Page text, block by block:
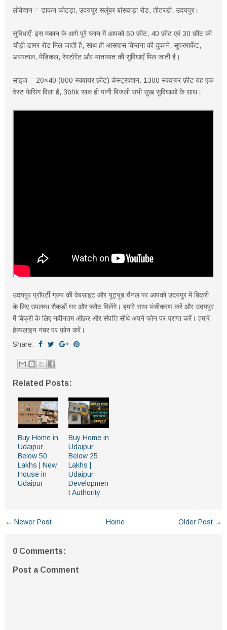
लोकेशन = डाकन कोटड़ा, उदयपुर सलूंबर बांसवाड़ा रोड, तीतरडी, उदयपुर।
सुविधाएँ: इस मकान के आगे पूरे प्लान में आपको 60 फ़ीट, 40 फ़ीट एवं 30 फ़ीट की
चौड़ी डामर रोड मिल जाती है, साथ ही आसपास किराना की दुकाने, सुपरमार्केट,
अस्पताल, मेडिकल, रेस्टोरेंट और यातायात की सुविधाएँ मिल जाती है।
साइज = 20×40 (800 स्क्वायर फ़ीट) कंस्ट्रक्शन: 1300 स्क्वायर फ़ीट यह एक
वेस्ट फेसिंग विला है, 3bhk साथ ही पानी बिजली सभी सुख सुविधाओं के साथ।
उदयपुर प्रॉपर्टी ग्रुप की वेबसाइट और यूट्यूब चैनल पर आपको उदयपुर में बिक्री
के लिए उपलब्ध सैकड़ों घर और फ्लैट मिलेंगे। हमारे साथ पंजीकरण करें और उदयपुर
में बिक्री के लिए नवीनतम ऑफ़र और संपत्ति सीधे अपने फोन पर प्राप्त करें। हमारे
हेल्पलाइन नंबर पर फ़ोन करें।
Share:
Related Posts:
Buy Home in
Udaipur
Below 50
Lakhs | New
House in
Udaipur
Buy Home in
Udaipur
Below 25
Lakhs |
Udaipur
Developmen
t Authority
← Newer Post Older Post →
Home
0 Comments:
Post a Comment